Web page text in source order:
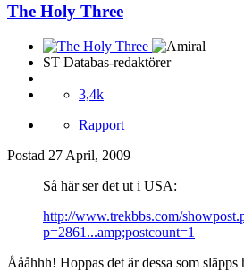
The Holy Three
ST Databas-redaktörer
3,4k
Rapport
Postad 27 April, 2009
Så här ser det ut i USA:
http://www.trekbbs.com/
p=2861...amp;postcount=1
Åååhhh! Hoppas det är dessa som